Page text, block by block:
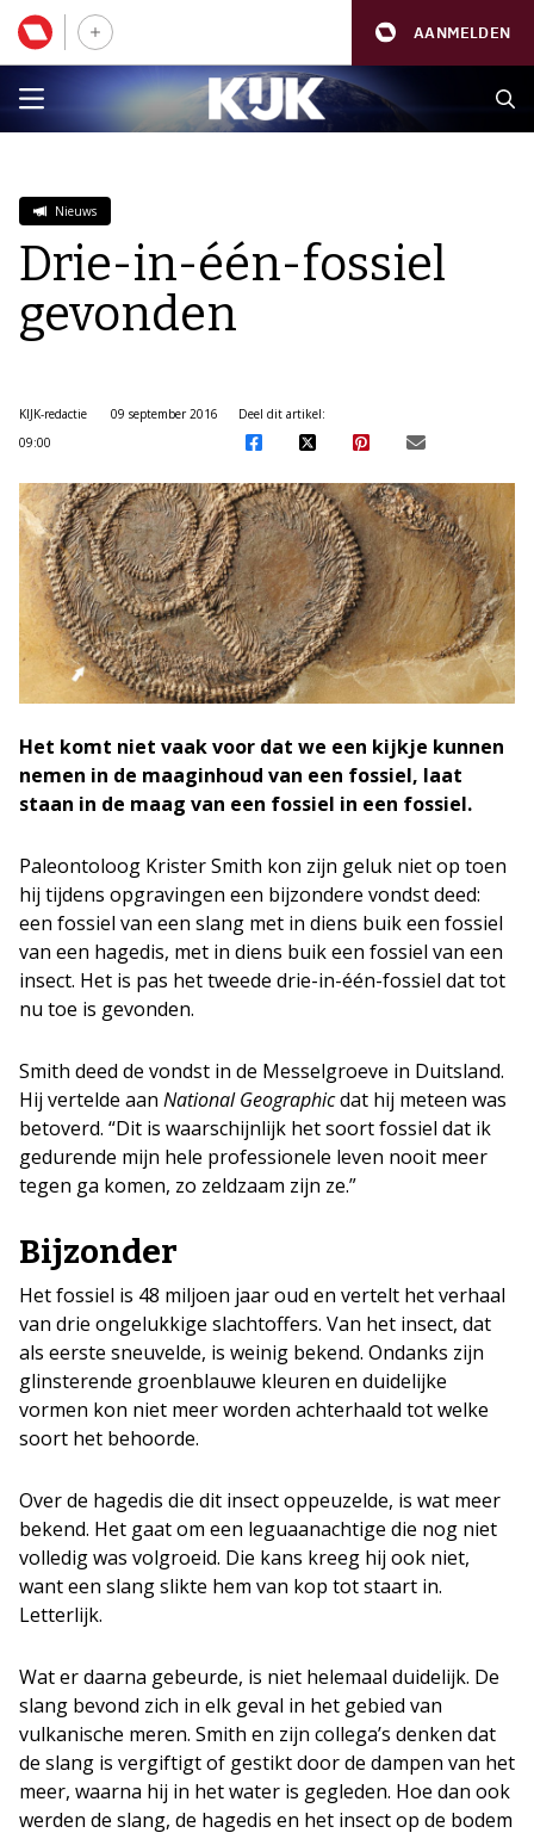
AANMELDEN
Nieuws
Drie-in-één-fossiel
gevonden
KIJK-redactie
09 september 2016
09:00
Deel dit artikel:
Het komt niet vaak voor dat we een kijkje kunnen
nemen in de maaginhoud van een fossiel, laat
staan in de maag van een fossiel in een fossiel.
Paleontoloog Krister Smith kon zijn geluk niet op toen
hij tijdens opgravingen een bijzondere vondst deed:
een fossiel van een slang met in diens buik een fossiel
van een hagedis, met in diens buik een fossiel van een
insect. Het is pas het tweede drie-in-één-fossiel dat tot
nu toe is gevonden.
Smith deed de vondst in de Messelgroeve in Duitsland.
Hij vertelde aan National Geographicdat hij meteen was
betoverd. “Dit is waarschijnlijk het soort fossiel dat ik
gedurende mijn hele professionele leven nooit meer
tegen ga komen, zo zeldzaam zijn ze.”
Bijzonder
Het fossiel is 48 miljoen jaar oud en vertelt het verhaal
van drie ongelukkige slachtoffers. Van het insect, dat
als eerste sneuvelde, is weinig bekend. Ondanks zijn
glinsterende groenblauwe kleuren en duidelijke
vormen kon niet meer worden achterhaald tot welke
soort het behoorde.
Over de hagedis die dit insect oppeuzelde, is wat meer
bekend. Het gaat om een leguaanachtige die nog niet
volledig was volgroeid. Die kans kreeg hij ook niet,
want een slang slikte hem van kop tot staart in.
Letterlijk.
Wat er daarna gebeurde, is niet helemaal duidelijk. De
slang bevond zich in elk geval in het gebied van
vulkanische meren. Smith en zijn collega’s denken dat
de slang is vergiftigt of gestikt door de dampen van het
meer, waarna hij in het water is gegleden. Hoe dan ook
werden de slang, de hagedis en het insect op de bodem